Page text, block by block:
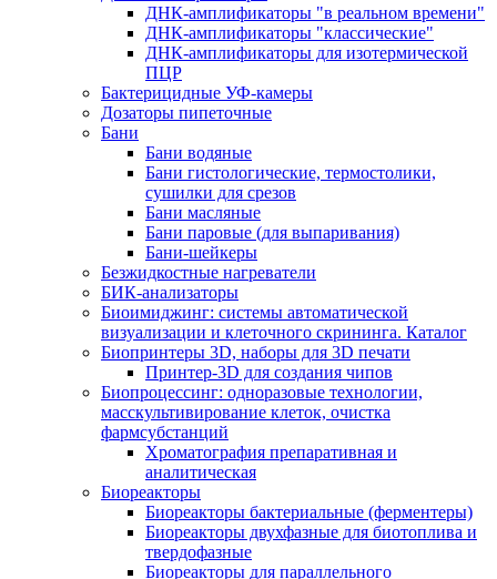
ДНК-амплификаторы "в реальном времени"
ДНК-амплификаторы "классические"
ДНК-амплификаторы для изотермической
ПЦР
Бактерицидные УФ-камеры
Дозаторы пипеточные
Бани
Бани водяные
Бани гистологические, термостолики,
сушилки для срезов
Бани масляные
Бани паровые (для выпаривания)
Бани-шейкеры
Безжидкостные нагреватели
БИК-анализаторы
Биоимиджинг: системы автоматической
визуализации и клеточного скрининга. Каталог
Биопринтеры 3D, наборы для 3D печати
Принтер-3D для создания чипов
Биопроцессинг: одноразовые технологии,
масскультивирование клеток, очистка
фармсубстанций
Хроматография препаративная и
аналитическая
Биореакторы
Биореакторы бактериальные (ферментеры)
Биореакторы двухфазные для биотоплива и
твердофазные
Биореакторы для параллельного